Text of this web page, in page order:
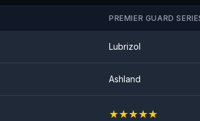
PREMIER GUARD
Lubrizol
Ashland
★★★★★